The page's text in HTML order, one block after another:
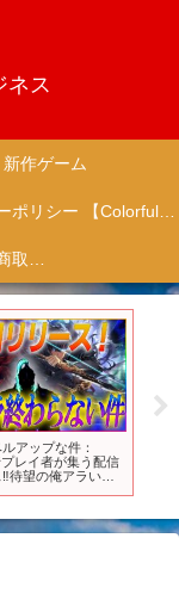
ネス
新作ゲーム
プライバシーポリシー 【Colorful Creation】
特定商取引法に基づく表記（商取引に関する開示）
アップな件：
レイ者が集う配信
待望の俺アラいく